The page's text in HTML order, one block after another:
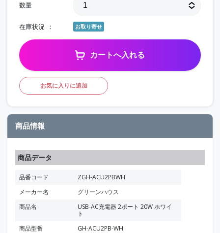
数量
在庫状況 お取り寄せ
カートへ入れる
お気に入りに追加
商品情報
商品データ
品番コード
ZGH-ACU2PBWH
メーカー名
グリーンハウス
商品名
USB-AC充電器 2ポート 20W ホワイ
ト
商品型番
GH-ACU2PB-WH